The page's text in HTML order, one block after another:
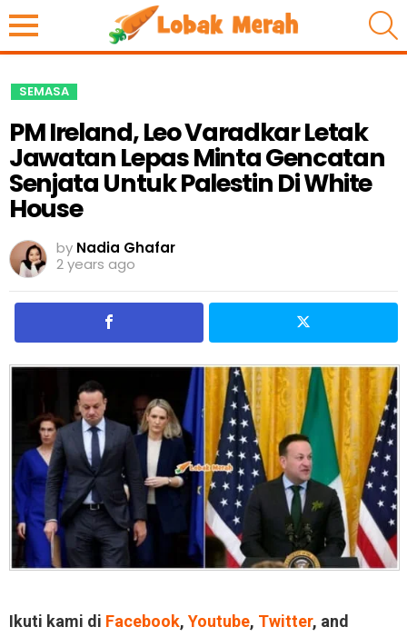
SEMASA
PM Ireland, Leo Varadkar Letak
Jawatan Lepas Minta Gencatan
Senjata Untuk Palestin Di White
House
by Nadia Ghafar
2 years ago
Ikuti kami di Facebook, Youtube, Twitter, and